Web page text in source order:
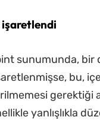
işaretlendi
sunumunda, bir
bu,
gerektiği
yanlışlıkla